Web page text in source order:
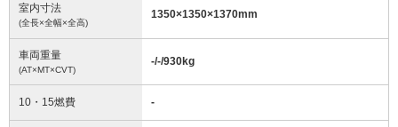
室内寸法
(全長×全幅×全高)
1350×1350×1370mm
車両重量
(AT×MT×CVT)
-/-/930kg
10・15燃費 -